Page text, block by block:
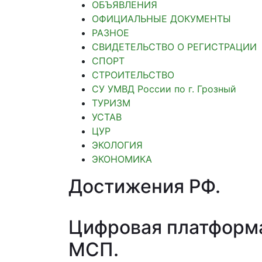
ОБЪЯВЛЕНИЯ
ОФИЦИАЛЬНЫЕ ДОКУМЕНТЫ
РАЗНОЕ
СВИДЕТЕЛЬСТВО О РЕГИСТРАЦИИ
СПОРТ
СТРОИТЕЛЬСТВО
СУ УМВД России по г. Грозный
ТУРИЗМ
УСТАВ
ЦУР
ЭКОЛОГИЯ
ЭКОНОМИКА
Достижения РФ.
Цифровая
МСП.